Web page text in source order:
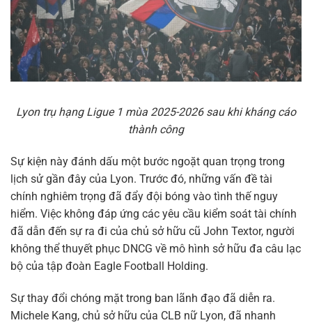
Lyon trụ hạng Ligue 1 mùa 2025-2026 sau khi kháng cáo
thành công
Sự kiện này đánh dấu một bước ngoặt quan trọng trong
lịch sử gần đây của Lyon. Trước đó, những vấn đề tài
chính nghiêm trọng đã đẩy đội bóng vào tình thế nguy
hiểm. Việc không đáp ứng các yêu cầu kiểm soát tài chính
đã dẫn đến sự ra đi của chủ sở hữu cũ John Textor, người
không thể thuyết phục DNCG về mô hình sở hữu đa câu lạc
bộ của tập đoàn Eagle Football Holding.
Sự thay đổi chóng mặt trong ban lãnh đạo đã diễn ra.
Michele Kang, chủ sở hữu của CLB nữ Lyon, đã nhanh